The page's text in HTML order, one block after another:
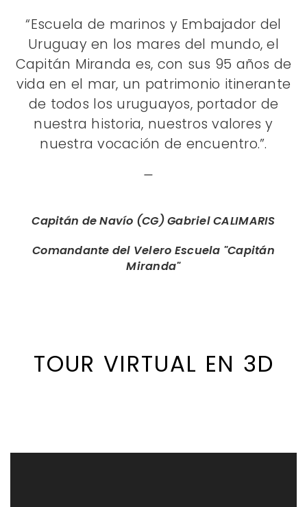
“Escuela de marinos y Embajador del
Uruguay en los mares del mundo, el
Capitán Miranda es, con sus 95 años de
vida en el mar, un patrimonio itinerante
de todos los uruguayos, portador de
nuestra historia, nuestros valores y
nuestra vocación de encuentro.”.
Capitán de Navío (CG) Gabriel CALIMARIS
Comandante del Velero Escuela "Capitán
Miranda"
TOUR VIRTUAL EN 3D